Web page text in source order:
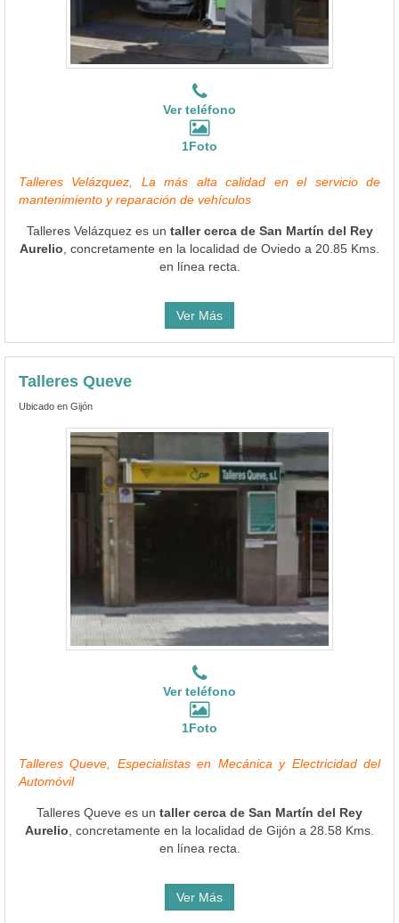
Ver teléfono
1Foto
Talleres Velázquez, La más alta calidad en el servicio de
mantenimiento y reparación de vehículos
Talleres Velázquez es un taller cerca de San Martín del Rey
Aurelio , concretamente en la localidad de Oviedo a 20.85 Kms.
en línea recta.
Ver Más
Talleres Queve
Ubicado en Gijón
Ver teléfono
1Foto
Talleres Queve, Especialistas en Mecánica y Electricidad del
Automóvil
Talleres Queve es un taller cerca de San Martín del Rey
Aurelio , concretamente en la localidad de Gijón a 28.58 Kms.
en línea recta.
Ver Más